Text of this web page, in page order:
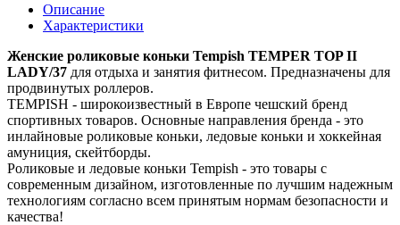
Описание
Характеристики
Женские роликовые коньки Tempish TEMPER TOP II
LADY/37 для отдыха и занятия фитнесом. Предназначены для
продвинутых роллеров.
TEMPISH - широкоизвестный в Европе чешский бренд
спортивных товаров. Основные направления бренда - это
инлайновые роликовые коньки, ледовые коньки и хоккейная
амуниция, скейтборды.
Роликовые и ледовые коньки Tempish - это товары с
современным дизайном, изготовленные по лучшим надежным
технологиям согласно всем принятым нормам безопасности и
качества!